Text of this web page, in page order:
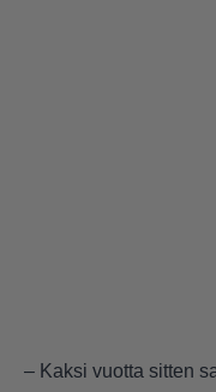
– Kaksi vuotta sitten